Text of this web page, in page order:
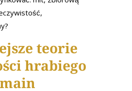
teorie
hrabiego